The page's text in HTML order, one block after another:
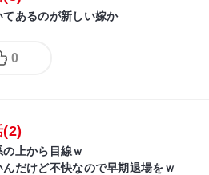
てあるのが新しい嫁か
0
(2)
上から目線ｗ
んだけど不快なので早期退場をｗ